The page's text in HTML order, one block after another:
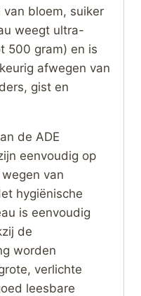
bloem, suiker
weegt ultra-
500 gram) en is
afwegen van
gist en
de ADE
eenvoudig op
van
hygiënische
is eenvoudig
de
worden
verlichte
leesbare